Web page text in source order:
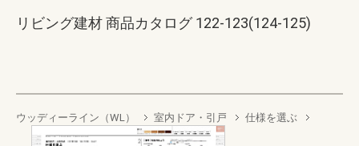
リビング建材 商品カタログ 122-123(124-125)
ウッディーライン（WL） 室内ドア・引戸 仕様を選ぶ